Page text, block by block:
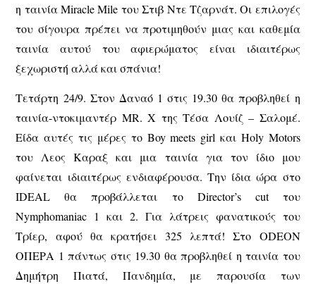
η ταινία Miracle Mile του Στιβ Ντε Τζαρνάτ. Οι επιλογές
του σίγουρα πρέπει να προτιμηθούν μιας και καθεμία
ταινία αυτού του αφιερώματος είναι ιδιαιτέρως
ξεχωριστή αλλά και σπάνια!
Τετάρτη 24/9. Στον Δαναό 1 στις 19.30 θα προβληθεί η
ταινία-ντοκιμαντέρ MR. X της Τέσα Λουίζ – Σαλομέ.
Είδα αυτές τις μέρες το Boy meets girl και Holy Motors
του Λεος Καραξ και μια ταινία για τον ίδιο μου
φαίνεται ιδιαιτέρως ενδιαφέρουσα. Την ίδια ώρα στο
IDEAL θα προβάλλεται το Director’s cut του
Nymphomaniac 1 και 2. Για λάτρεις φανατικούς του
Τρίερ, αφού θα κρατήσει 325 λεπτά! Στο ODEON
OΠΕΡΑ 1 πάντως στις 19.30 θα προβληθεί η ταινία του
Δημήτρη Πιατά, Πανδημία, με παρουσία των